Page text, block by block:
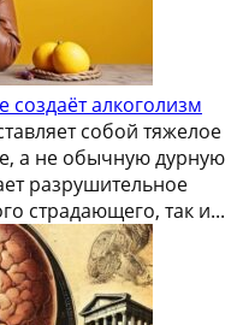
алкоголизм
собой тяжелое
а не обычную дурную
разрушительное
страдающего, так и...